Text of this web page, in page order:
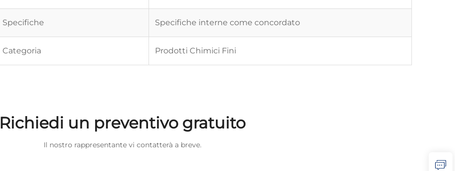
Specifiche Specifiche interne come concordato
Categoria Prodotti Chimici Fini
Richiedi un preventivo gratuito
Il nostro rappresentante vi contatterà a breve.